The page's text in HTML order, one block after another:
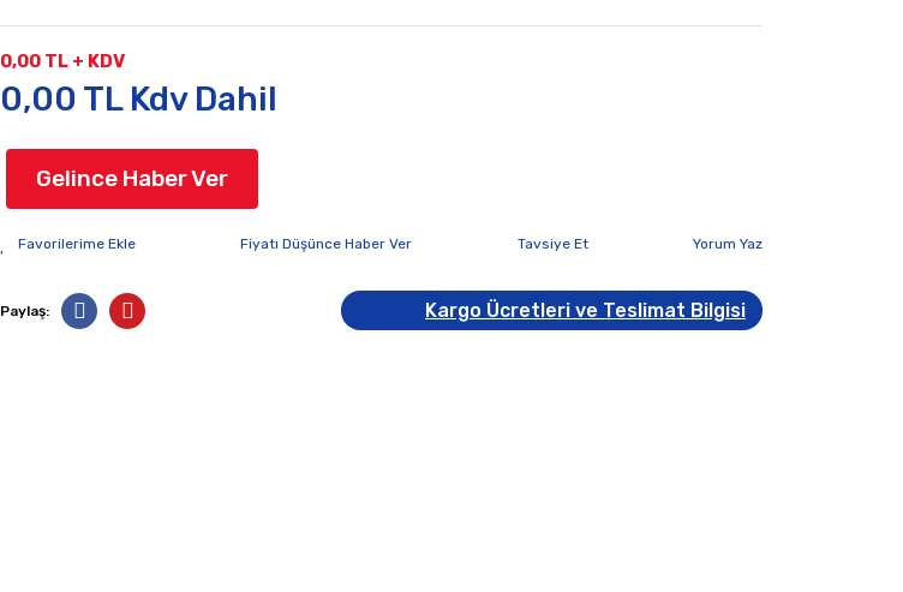
0,00 TL + KDV
0,00 TL Kdv Dahil
Gelince Haber Ver
Fiyatı Düşünce Haber Ver Tavsiye Et Yorum Yaz
Paylaş: Kargo Ücretleri ve Teslimat Bilgisi